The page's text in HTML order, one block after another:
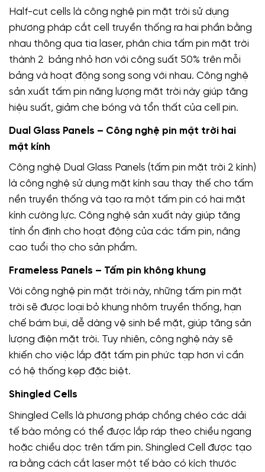
Half-cut cells là công nghệ pin mặt trời sử dụng
phương pháp cắt cell truyền thống ra hai phần bằng
nhau thông qua tia laser, phân chia tấm pin mặt trời
thành 2 bảng nhỏ hơn với công suất 50% trên mỗi
bảng và hoạt động song song với nhau. Công nghệ
sản xuất tấm pin năng lượng mặt trời này giúp tăng
hiệu suất, giảm che bóng và tổn thất của cell pin.
Dual Glass Panels – Công nghệ pin mặt trời hai
mặt kính
Công nghệ Dual Glass Panels (tấm pin mặt trời 2 kính)
là công nghệ sử dụng mặt kính sau thay thế cho tấm
nền truyền thống và tạo ra một tấm pin có hai mặt
kính cường lực. Công nghệ sản xuất này giúp tăng
tính ổn định cho hoạt động của các tấm pin, nâng
cao tuổi thọ cho sản phẩm.
Frameless Panels – Tấm pin không khung
Với công nghệ pin mặt trời này, những tấm pin mặt
trời sẽ được loại bỏ khung nhôm truyền thống, hạn
chế bám bụi, dễ dàng vệ sinh bề mặt, giúp tăng sản
lượng điện mặt trời. Tuy nhiên, công nghệ này sẽ
khiến cho việc lắp đặt tấm pin phức tạp hơn vì cần
có hệ thống kẹp đặc biệt.
Shingled Cells
Shingled Cells là phương pháp chồng chéo các dải
tế bào mỏng có thể được lắp ráp theo chiều ngang
hoặc chiều dọc trên tấm pin. Shingled Cell được tạo
ra bằng cách cắt laser một tế bào có kích thước